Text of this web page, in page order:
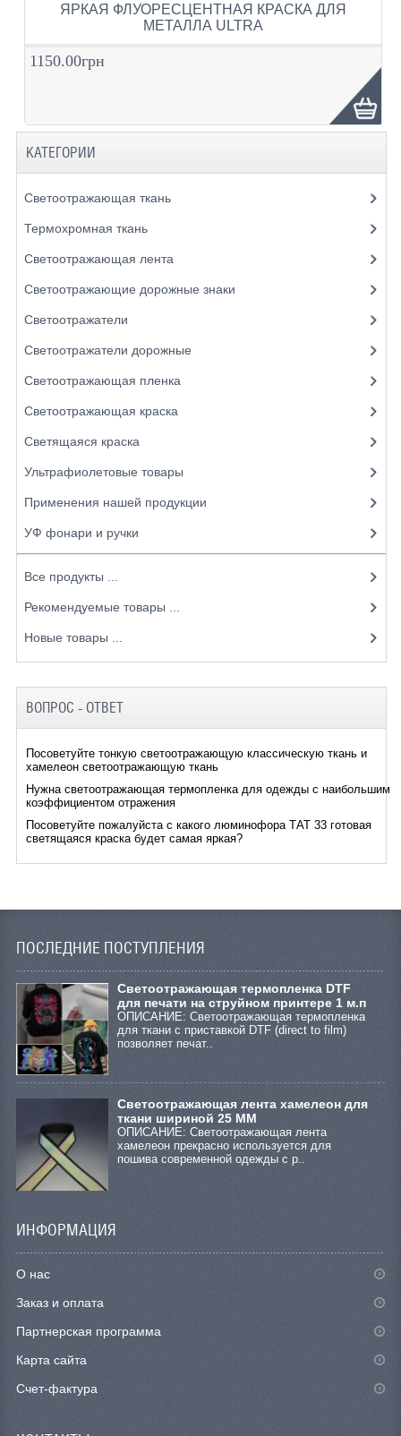
ЯРКАЯ ФЛУОРЕСЦЕНТНАЯ КРАСКА ДЛЯ
МЕТАЛЛА ULTRA
1150.00грн
КАТЕГОРИИ
Светоотражающая ткань
Термохромная ткань
Светоотражающая лента
Светоотражающие дорожные знаки
Светоотражатели
Светоотражатели дорожные
Светоотражающая пленка
Светоотражающая краска
Светящаяся краска
Ультрафиолетовые товары
Применения нашей продукции
УФ фонари и ручки
Все продукты ...
Рекомендуемые товары ...
Новые товары ...
ВОПРОС - ОТВЕТ
Посоветуйте тонкую светоотражающую классическую ткань и
хамелеон светоотражающую ткань
Нужна светоотражающая термопленка для одежды с наибольшим
коэффициентом отражения
Посоветуйте пожалуйста с какого люминофора ТАТ 33 готовая
светящаяся краска будет самая яркая?
ПОСЛЕДНИЕ ПОСТУПЛЕНИЯ
Cветоотражающая термопленка DTF
для печати на струйном принтере 1 м.п
ОПИСАНИЕ: Светоотражающая термопленка
для ткани с приставкой DTF (direct to film)
позволяет печат..
Светоотражающая лента хамелеон для
ткани шириной 25 ММ
ОПИСАНИЕ: Светоотражающая лента
хамелеон прекрасно используется для
пошива современной одежды с р..
ИНФОРМАЦИЯ
О нас
Заказ и оплата
Партнерская программа
Карта сайта
Счет-фактура